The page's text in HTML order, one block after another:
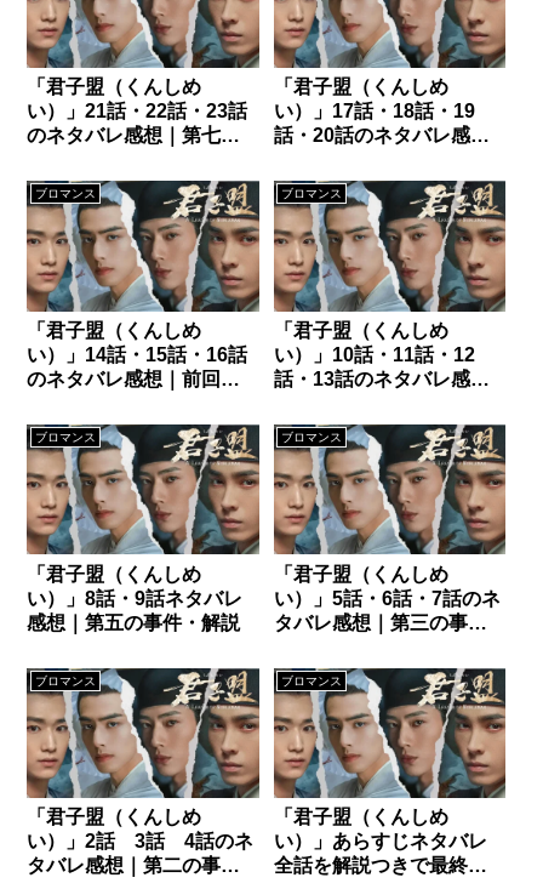
「君子盟（くんしめ
い）」21話・22話・23話
のネタバレ感想｜第七の
「君子盟（くんしめ
い）」17話・18話・19
話・20話のネタバレ感想
ブロマンス
「君子盟（くんしめ
い）」14話・15話・16話
のネタバレ感想｜前回の
ブロマンス
「君子盟（くんしめ
い）」10話・11話・12
話・13話のネタバレ感想
ブロマンス
「君子盟（くんしめ
い）」8話・9話ネタバレ
感想｜第五の事件・解説
ブロマンス
「君子盟（くんしめ
い）」5話・6話・7話のネ
タバレ感想｜第三の事
ブロマンス
「君子盟（くんしめ
い）」2話 3話 4話のネ
タバレ感想｜第二の事件
ブロマンス
「君子盟（くんしめ
い）」あらすじネタバレ
全話を解説つきで最終回